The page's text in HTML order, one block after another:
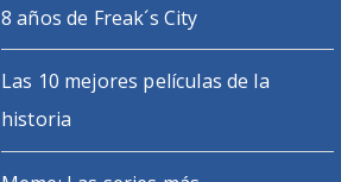
8 años de Freak´s City
Las 10 mejores películas de la
historia